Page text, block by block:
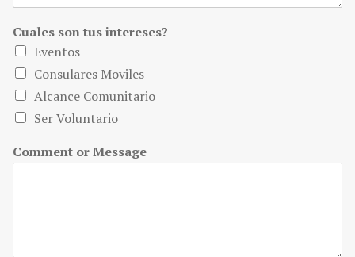
Cuales son tus intereses?
Eventos
Consulares Moviles
Alcance Comunitario
Ser Voluntario
Comment or Message